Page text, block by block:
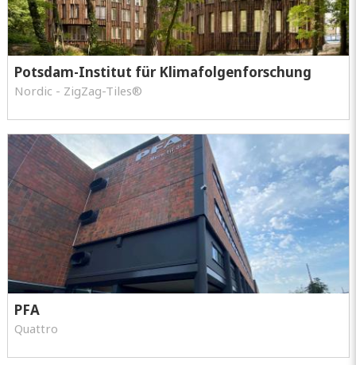
Potsdam-Institut für Klimafolgenforschung
Nordic - ZigZag-Tiles®
PFA
Quattro